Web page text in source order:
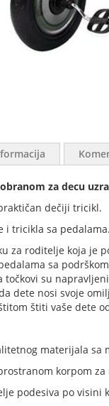
za decu
dečiji tricikl.
i tricikla sa pedalama.
za roditelje koja je
sa
točkovi su
dete nosi svoje
štiti vaše dete
materijala sa
korpom za
podesiva po visini